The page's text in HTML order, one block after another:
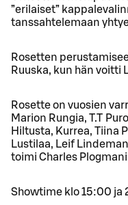
”erilaiset”
tanssahtelemaan
Rosetten
Ruuska, kun hän
Rosette on vuosien
Marion Rungia, T.T
Hiltusta, Kurrea, Tiina
Lustilaa, Leif
toimi Charles
Showtime klo 15:00 ja